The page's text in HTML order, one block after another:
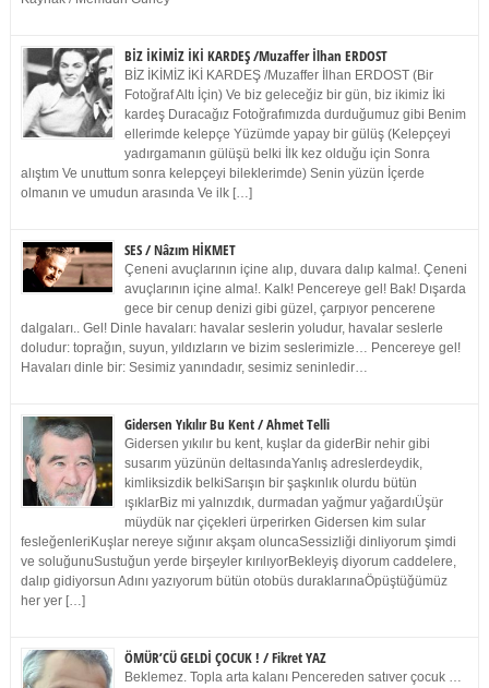
BİZ İKİMİZ İKİ KARDEŞ /Muzaffer İlhan ERDOST
BİZ İKİMİZ İKİ KARDEŞ /Muzaffer İlhan ERDOST (Bir
Fotoğraf Altı İçin) Ve biz geleceğiz bir gün, biz ikimiz İki
kardeş Duracağız Fotoğrafımızda durduğumuz gibi Benim
ellerimde kelepçe Yüzümde yapay bir gülüş (Kelepçeyi
yadırgamanın gülüşü belki İlk kez olduğu için Sonra
alıştım Ve unuttum sonra kelepçeyi bileklerimde) Senin yüzün İçerde
olmanın ve umudun arasında Ve ilk […]
SES / Nâzım HİKMET
Çeneni avuçlarının içine alıp, duvara dalıp kalma!. Çeneni
avuçlarının içine alma!. Kalk! Pencereye gel! Bak! Dışarda
gece bir cenup denizi gibi güzel, çarpıyor pencerene
dalgaları.. Gel! Dinle havaları: havalar seslerin yoludur, havalar seslerle
doludur: toprağın, suyun, yıldızların ve bizim seslerimizle… Pencereye gel!
Havaları dinle bir: Sesimiz yanındadır, sesimiz seninledir…
Gidersen Yıkılır Bu Kent / Ahmet Telli
Gidersen yıkılır bu kent, kuşlar da giderBir nehir gibi
susarım yüzünün deltasındaYanlış adreslerdeydik,
kimliksizdik belkiSarışın bir şaşkınlık olurdu bütün
ışıklarBiz mi yalnızdık, durmadan yağmur yağardıÜşür
müydük nar çiçekleri ürperirken Gidersen kim sular
fesleğenleriKuşlar nereye sığınır akşam oluncaSessizliği dinliyorum şimdi
ve soluğunuSustuğun yerde birşeyler kırılıyorBekleyiş diyorum caddelere,
dalıp gidiyorsun Adını yazıyorum bütün otobüs duraklarınaÖpüştüğümüz
her yer […]
ÖMÜR’CÜ GELDİ ÇOCUK ! / Fikret YAZ
Beklemez. Topla arta kalanı Pencereden satıver çocuk …